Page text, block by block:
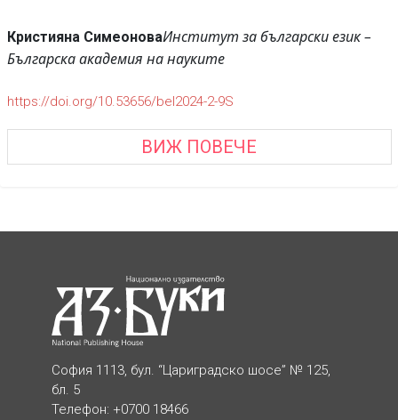
Кристияна СимеоноваИнститут за български език –
Българска академия на науките
https://doi.org/10.53656/bel2024-2-9S
ВИЖ ПОВЕЧЕ
София 1113, бул. “Цариградско шосе” № 125,
бл. 5
Телефон: +0700 18466